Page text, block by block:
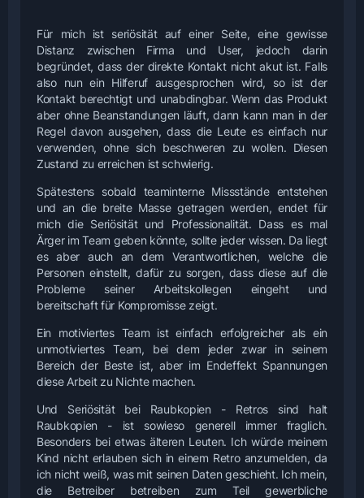
Für mich ist seriösität auf einer Seite, eine gewisse
Distanz zwischen Firma und User, jedoch darin
begründet, dass der direkte Kontakt nicht akut ist. Falls
also nun ein Hilferuf ausgesprochen wird, so ist der
Kontakt berechtigt und unabdingbar. Wenn das Produkt
aber ohne Beanstandungen läuft, dann kann man in der
Regel davon ausgehen, dass die Leute es einfach nur
verwenden, ohne sich beschweren zu wollen. Diesen
Zustand zu erreichen ist schwierig.
Spätestens sobald teaminterne Missstände entstehen
und an die breite Masse getragen werden, endet für
mich die Seriösität und Professionalität. Dass es mal
Ärger im Team geben könnte, sollte jeder wissen. Da liegt
es aber auch an dem Verantwortlichen, welche die
Personen einstellt, dafür zu sorgen, dass diese auf die
Probleme seiner Arbeitskollegen eingeht und
bereitschaft für Kompromisse zeigt.
Ein motiviertes Team ist einfach erfolgreicher als ein
unmotiviertes Team, bei dem jeder zwar in seinem
Bereich der Beste ist, aber im Endeffekt Spannungen
diese Arbeit zu Nichte machen.
Und Seriösität bei Raubkopien - Retros sind halt
Raubkopien - ist sowieso generell immer fraglich.
Besonders bei etwas älteren Leuten. Ich würde meinem
Kind nicht erlauben sich in einem Retro anzumelden, da
ich nicht weiß, was mit seinen Daten geschieht. Ich mein,
die Betreiber betreiben zum Teil gewerbliche